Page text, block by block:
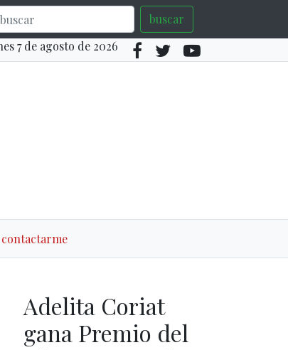
buscar
7 de agosto de 2026
contactarme
Adelita Coriat
gana Premio del